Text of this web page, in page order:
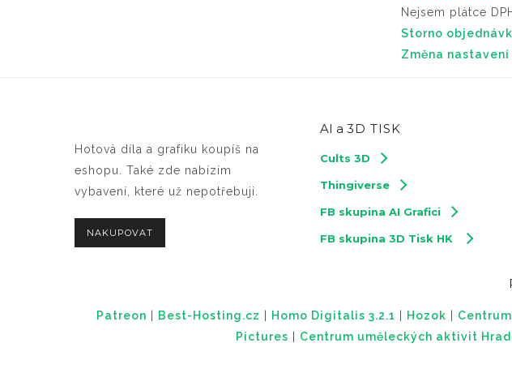
Nejsem plátce
Storno
Změna
Hotová díla a grafiku koupíš na
eshopu. Také zde nabízím
vybavení, které už nepotřebuji.
NAKUPOVAT
AI a 3D TISK
Cults 3D
Thingiverse
FB skupina AI Grafici
FB skupina 3D Tisk HK
Patreon Best-Hosting.cz Homo Digitalis 3.2.1 Hozok
Pictures
Centrum uměleckých aktivit